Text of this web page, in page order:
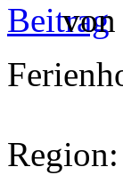
von